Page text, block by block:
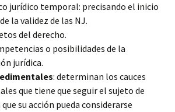
jurídico temporal: precisando el inicio
la validez de las NJ.
del derecho.
o posibilidades de la
jurídica.
: determinan los cauces
que tiene que seguir el sujeto de
su acción pueda considerarse